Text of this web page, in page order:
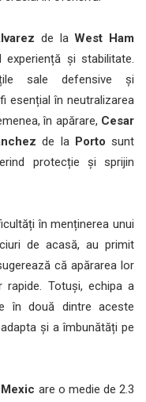
de laWest Ham
și stabilitate.
sale defensive și
esențial în neutralizarea
în apărare, Cesar
de la Porto sunt
protecție și sprijin
în menținerea unui
de acasă, au primit
că apărarea lor
Totuși, echipa a
în două dintre aceste
și a îmbunătăți pe
Mexic are o medie de 2.3